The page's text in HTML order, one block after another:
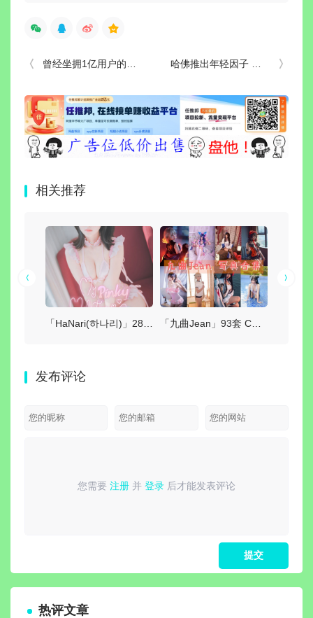
曾经坐拥1亿用户的小灵通 是如何消失的（时代变革） 哈佛推出年轻因子 一针40万受到热捧 （重返青春）
相关推荐
发布评论
您需要 注册 并 登录 后才能发表评论
请登录或 注册后再发表评论！
热评文章